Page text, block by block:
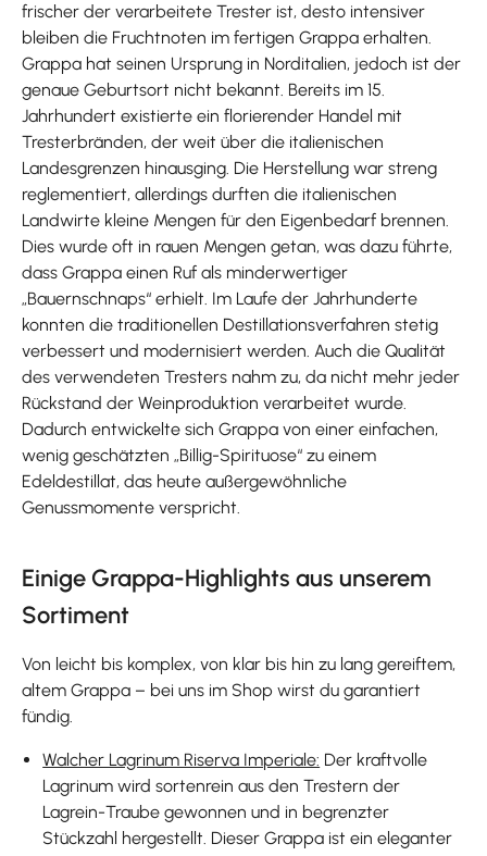
frischer der verarbeitete Trester ist, desto intensiver
bleiben die Fruchtnoten im fertigen Grappa erhalten.
Grappa hat seinen Ursprung in Norditalien, jedoch ist der
genaue Geburtsort nicht bekannt. Bereits im 15.
Jahrhundert existierte ein florierender Handel mit
Tresterbränden, der weit über die italienischen
Landesgrenzen hinausging. Die Herstellung war streng
reglementiert, allerdings durften die italienischen
Landwirte kleine Mengen für den Eigenbedarf brennen.
Dies wurde oft in rauen Mengen getan, was dazu führte,
dass Grappa einen Ruf als minderwertiger
„Bauernschnaps“ erhielt. Im Laufe der Jahrhunderte
konnten die traditionellen Destillationsverfahren stetig
verbessert und modernisiert werden. Auch die Qualität
des verwendeten Tresters nahm zu, da nicht mehr jeder
Rückstand der Weinproduktion verarbeitet wurde.
Dadurch entwickelte sich Grappa von einer einfachen,
wenig geschätzten „Billig-Spirituose“ zu einem
Edeldestillat, das heute außergewöhnliche
Genussmomente verspricht.
Einige Grappa-Highlights aus unserem
Sortiment
Von leicht bis komplex, von klar bis hin zu lang gereiftem,
altem Grappa – bei uns im Shop wirst du garantiert
fündig.
Walcher Lagrinum Riserva Imperiale: Der kraftvolle
Lagrinum wird sortenrein aus den Trestern der
Lagrein-Traube gewonnen und in begrenzter
Stückzahl hergestellt. Dieser Grappa ist ein eleganter